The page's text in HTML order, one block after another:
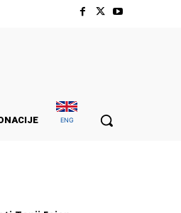
ENG